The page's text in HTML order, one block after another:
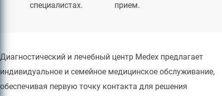
специалистах.
прием.
Диагностический и лечебный центр Medex предлагает
индивидуальное и семейное медицинское обслуживание,
обеспечивая первую точку контакта для решения